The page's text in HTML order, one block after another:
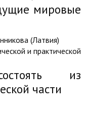
мировые
(Латвия)
из
части